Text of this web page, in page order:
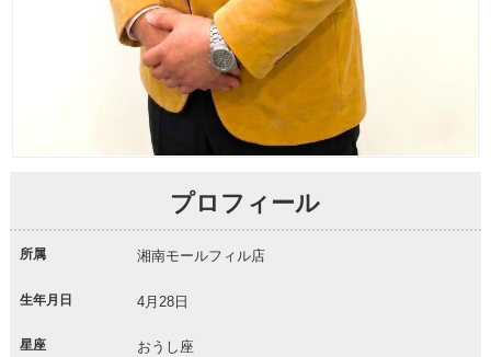
プロフィール
所属 湘南モールフィル店
生年月日 4月28日
星座 おうし座